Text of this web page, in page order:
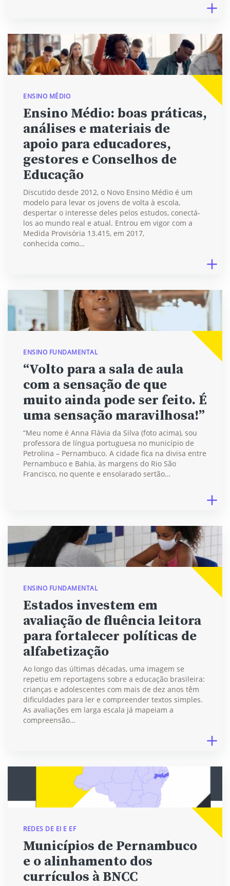
ENSINO MÉDIO
Ensino Médio: boas práticas,
análises e materiais de
apoio para educadores,
gestores e Conselhos de
Educação
Discutido desde 2012, o Novo Ensino Médio é um
modelo para levar os jovens de volta à escola,
despertar o interesse deles pelos estudos, conectá-
los ao mundo real e atual. Entrou em vigor com a
Medida Provisória 13.415, em 2017,
conhecida como…
ENSINO FUNDAMENTAL
“Volto para a sala de aula
com a sensação de que
muito ainda pode ser feito. É
uma sensação maravilhosa!”
“Meu nome é Anna Flávia da Silva (foto acima), sou
professora de língua portuguesa no município de
Petrolina – Pernambuco. A cidade fica na divisa entre
Pernambuco e Bahia, às margens do Rio São
Francisco, no quente e ensolarado sertão…
ENSINO FUNDAMENTAL
Estados investem em
avaliação de fluência leitora
para fortalecer políticas de
alfabetização
Ao longo das últimas décadas, uma imagem se
repetiu em reportagens sobre a educação brasileira:
crianças e adolescentes com mais de dez anos têm
dificuldades para ler e compreender textos simples.
As avaliações em larga escala já mapeiam a
compreensão…
REDES DE EI E EF
Municípios de Pernambuco
e o alinhamento dos
currículos à BNCC